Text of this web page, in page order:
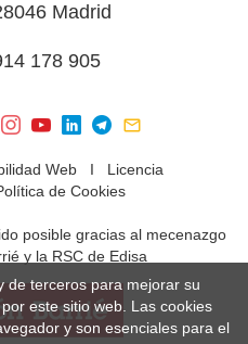
Madrid
178 905
WebI Licencia
de Cookies
posible gracias al mecenazgo
y la RSC de Edisa
de terceros para mejorar su
este sitio web. Las cookies
y son esenciales para el